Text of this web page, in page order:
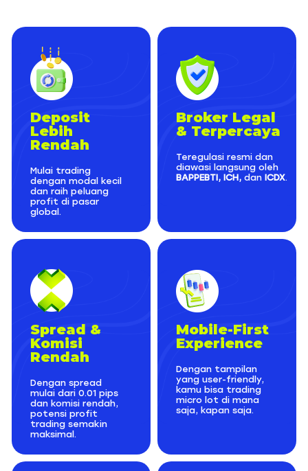
Deposit
Lebih
Rendah
Mulai trading
dengan modal kecil
dan raih peluang
profit di pasar
global.
Broker Legal
& Terpercaya
Teregulasi resmi dan
diawasi langsung oleh
BAPPEBTI, ICH, dan ICDX.
Spread &
Komisi
Rendah
Dengan spread
mulai dari 0.01 pips
dan komisi rendah,
potensi profit
trading semakin
maksimal.
Mobile-First
Experience
Dengan tampilan
yang user-friendly,
kamu bisa trading
micro lot di mana
saja, kapan saja.